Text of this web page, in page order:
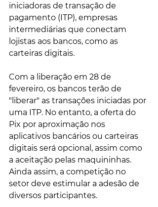
iniciadoras de transação de
pagamento (ITP), empresas
intermediárias que conectam
lojistas aos bancos, como as
carteiras digitais.
Com a liberação em 28 de
fevereiro, os bancos terão de
"liberar" as transações iniciadas por
uma ITP. No entanto, a oferta do
Pix por aproximação nos
aplicativos bancários ou carteiras
digitais será opcional, assim como
a aceitação pelas maquininhas.
Ainda assim, a competição no
setor deve estimular a adesão de
diversos participantes.